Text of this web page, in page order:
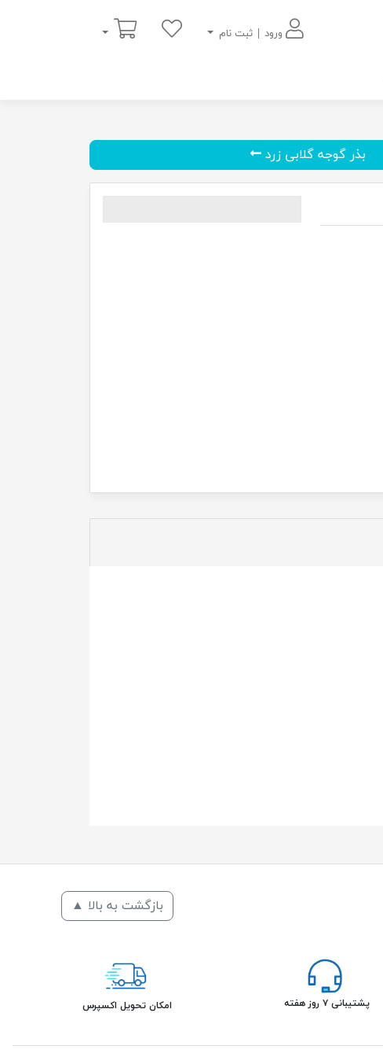
ورود | ثبت نام
سبد خرید
بذر گوجه گلابی زرد
بازگشت به بالا ▲
پشتیبانی ۷ روز هفته امکان تحویل اکسپرس